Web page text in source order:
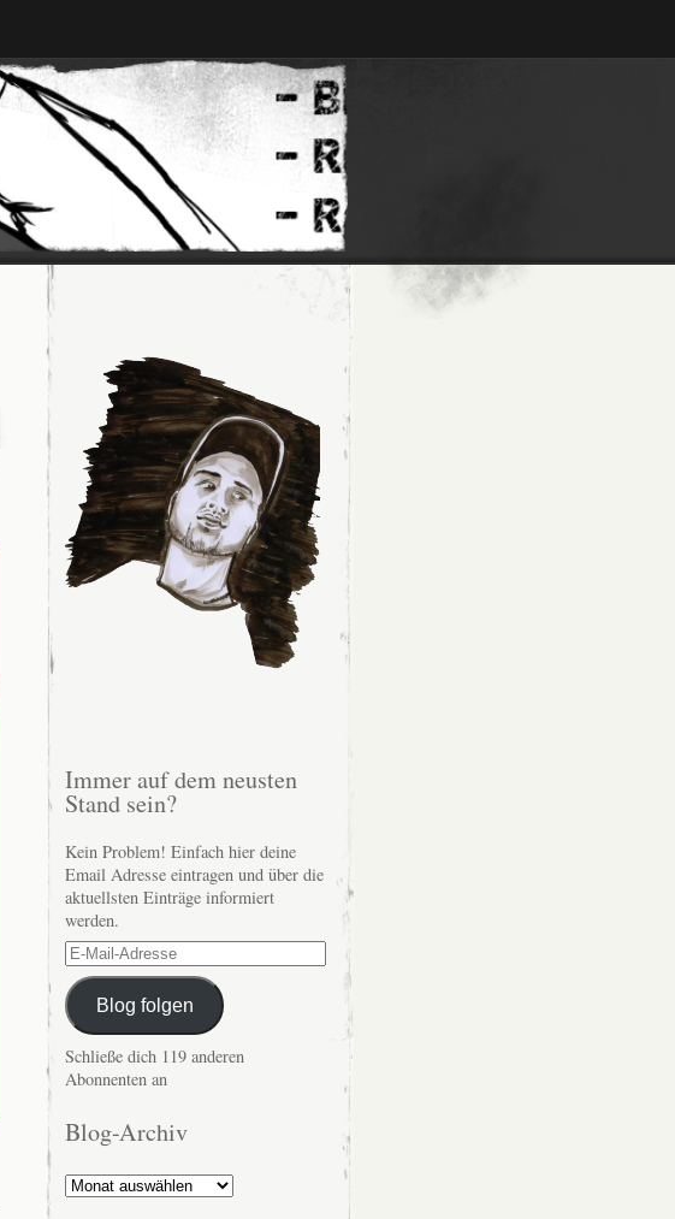
Immer auf dem neusten
Stand sein?
Kein Problem! Einfach hier deine
Email Adresse eintragen und über die
aktuellsten Einträge informiert
werden.
E-
Mail-
AdresseBlog folgen
Schließe dich 119 anderen
Abonnenten an
Blog-Archiv
Blog-
Archiv